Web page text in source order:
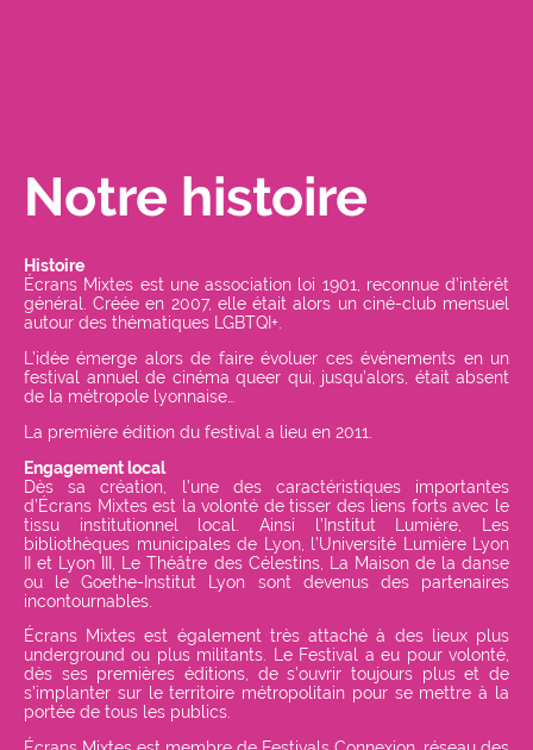
Notre histoire
Histoire
Écrans Mixtes est une association loi 1901, reconnue d’intérêt
général. Créée en 2007, elle était alors un ciné-club mensuel
autour des thématiques LGBTQI+.
L’idée émerge alors de faire évoluer ces événements en un
festival annuel de cinéma queer qui, jusqu’alors, était absent
de la métropole lyonnaise…
La première édition du festival a lieu en 2011.
Engagement local
Dès sa création, l’une des caractéristiques importantes
d’Écrans Mixtes est la volonté de tisser des liens forts avec le
tissu institutionnel local. Ainsi l’Institut Lumière, Les
bibliothèques municipales de Lyon, l’Université Lumière Lyon
II et Lyon III, Le Théâtre des Célestins, La Maison de la danse
ou le Goethe-Institut Lyon sont devenus des partenaires
incontournables.
Écrans Mixtes est également très attaché à des lieux plus
underground ou plus militants. Le Festival a eu pour volonté,
dès ses premières éditions, de s’ouvrir toujours plus et de
s’implanter sur le territoire métropolitain pour se mettre à la
portée de tous les publics.